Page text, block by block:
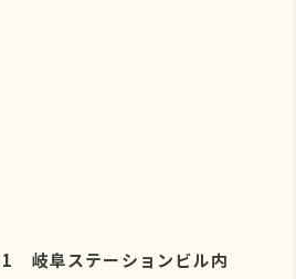
岐阜ステーションビル内